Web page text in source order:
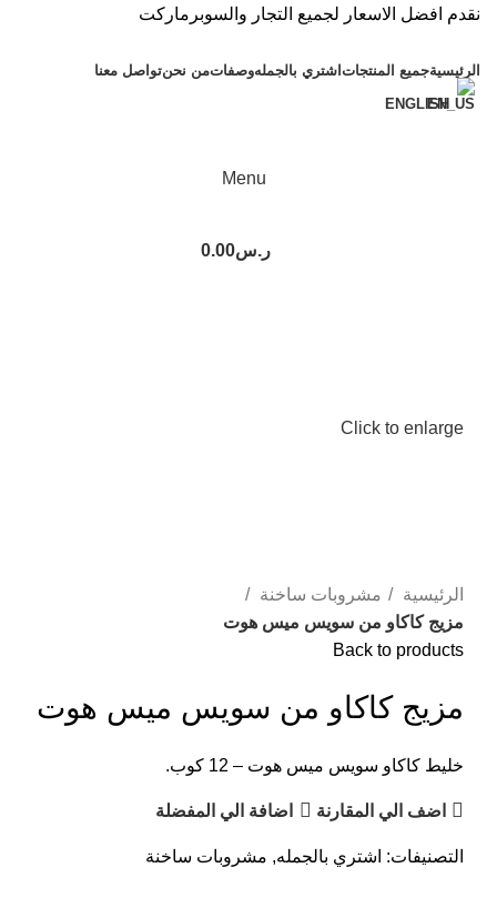
نقدم افضل الاسعار لجميع التجار والسوبرماركت
الرئيسيةجميع المنتجات اشتري بالجملهوصفاتمن نحنتواصل معنا
ENGLISH
Menu
ر.س0.00
Click to enlarge
الرئيسية
مشروبات ساخنة
مزيج كاكاو من سويس ميس هوت
Back to products
مزيج كاكاو من سويس ميس هوت
خليط كاكاو سويس ميس هوت – 12 كوب.
اضف الي المقارنة اضافة الي المفضلة
التصنيفات: اشتري بالجمله, مشروبات ساخنة